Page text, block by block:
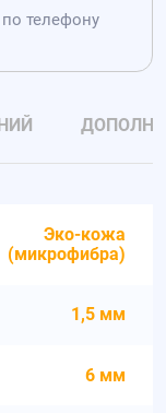
телефону
Эко-кожа
(микрофибра)
1,5 мм
6 мм